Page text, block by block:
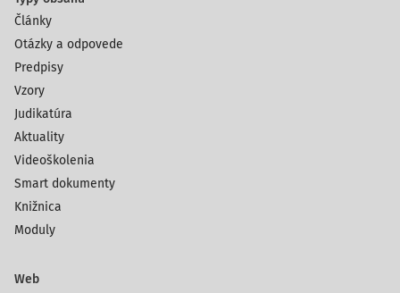
Články
Otázky a odpovede
Predpisy
Vzory
Judikatúra
Aktuality
Videoškolenia
Smart dokumenty
Knižnica
Moduly
Web